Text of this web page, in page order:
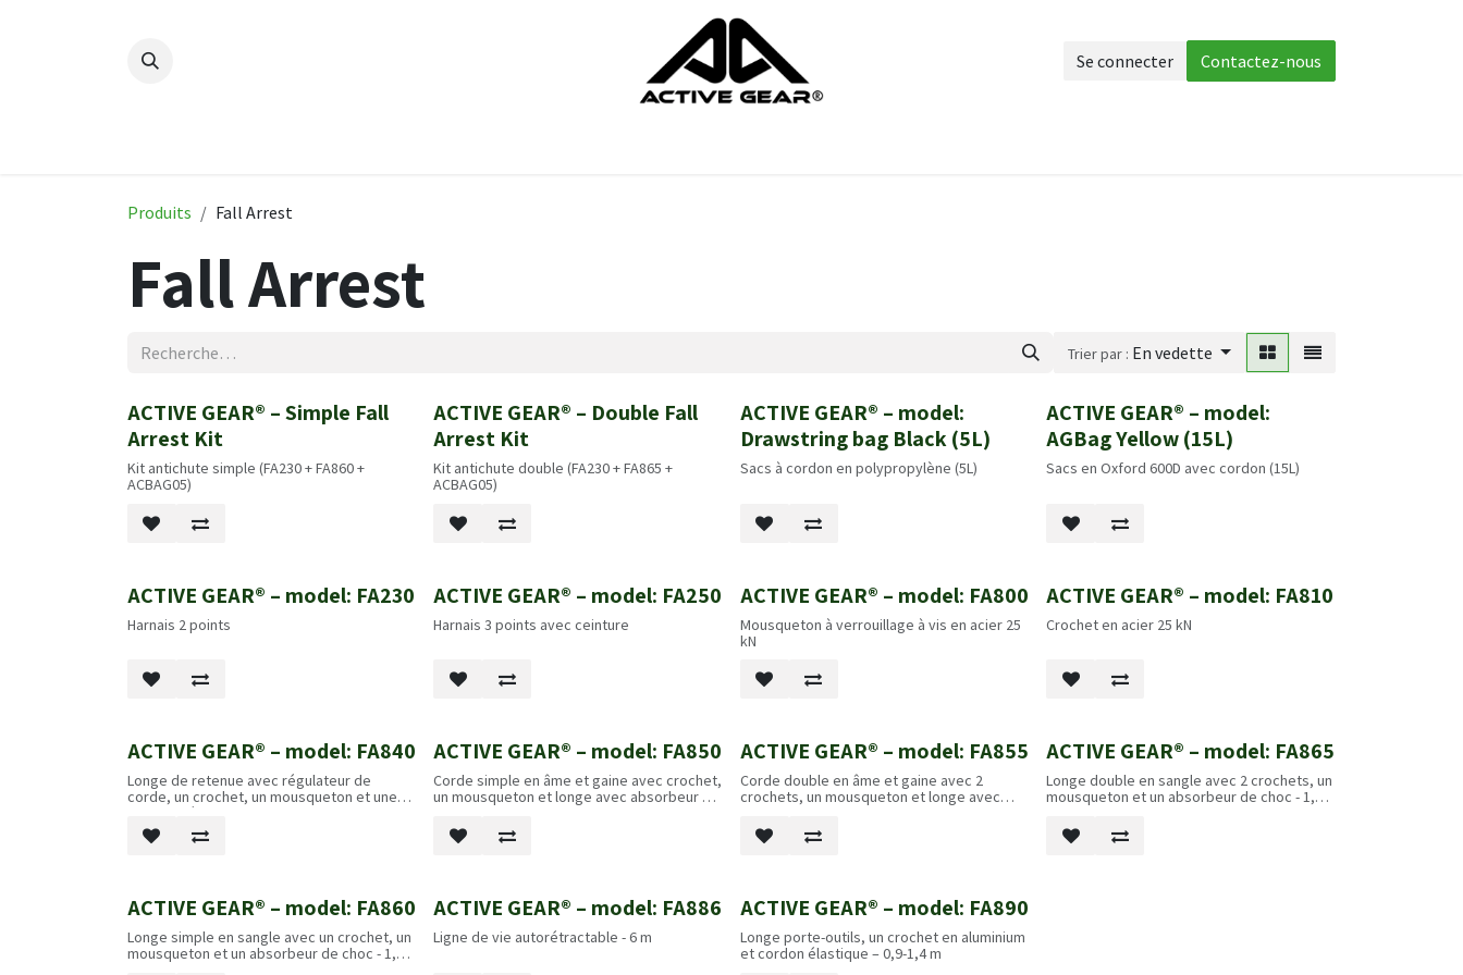
Se connecter Contactez-nous
Produits Fall Arrest
Fall Arrest
Trier par : En vedette
Nouveau!
ACTIVE GEAR® – Simple Fall
Arrest Kit
Kit antichute simple (FA230 + FA860 +
ACBAG05)
Nouveau!
ACTIVE GEAR® – Double Fall
Arrest Kit
Kit antichute double (FA230 + FA865 +
ACBAG05)
Nouveau!
ACTIVE GEAR® – model:
Drawstring bag Black (5L)
Sacs à cordon en polypropylène (5L)
Nouveau!
ACTIVE GEAR® – model:
AGBag Yellow (15L)
Sacs en Oxford 600D avec cordon (15L)
ACTIVE GEAR® – model: FA230
Harnais 2 points
ACTIVE GEAR® – model: FA250
Harnais 3 points avec ceinture
ACTIVE GEAR® – model: FA800
Mousqueton à verrouillage à vis en acier 25
kN
ACTIVE GEAR® – model: FA810
Crochet en acier 25 kN
ACTIVE GEAR® – model: FA840
Longe de retenue avec régulateur de
corde, un crochet, un mousqueton et une
boucle métallique - 1,3 m / 2,0 m
ACTIVE GEAR® – model: FA850
Corde simple en âme et gaine avec crochet,
un mousqueton et longe avec absorbeur de
ACTIVE GEAR® – model: FA855
Corde double en âme et gaine avec 2
crochets, un mousqueton et longe avec
ACTIVE GEAR® – model: FA865
Longe double en sangle avec 2 crochets, un
mousqueton et un absorbeur de choc - 1,8
ACTIVE GEAR® – model: FA860
Longe simple en sangle avec un crochet, un
mousqueton et un absorbeur de choc - 1,8
ACTIVE GEAR® – model: FA886
Ligne de vie autorétractable - 6 m
ACTIVE GEAR® – model: FA890
Longe porte-outils, un crochet en aluminium
et cordon élastique – 0,9-1,4 m